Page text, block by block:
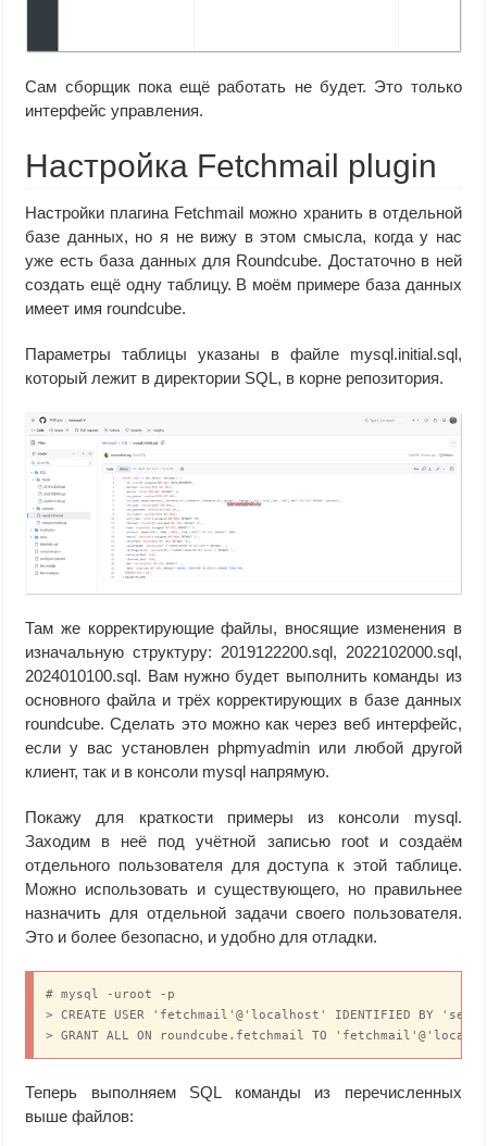
Сам сборщик пока ещё работать не будет. Это только
интерфейс управления.
Настройка Fetchmail plugin
Настройки плагина Fetchmail можно хранить в отдельной
базе данных, но я не вижу в этом смысла, когда у нас
уже есть база данных для Roundcube. Достаточно в ней
создать ещё одну таблицу. В моём примере база данных
имеет имя roundcube.
Параметры таблицы указаны в файле mysql.initial.sql,
который лежит в директории SQL, в корне репозитория.
Там же корректирующие файлы, вносящие изменения в
изначальную структуру: 2019122200.sql, 2022102000.sql,
2024010100.sql. Вам нужно будет выполнить команды из
основного файла и трёх корректирующих в базе данных
roundcube. Сделать это можно как через веб интерфейс,
если у вас установлен phpmyadmin или любой другой
клиент, так и в консоли mysql напрямую.
Покажу для краткости примеры из консоли mysql.
Заходим в неё под учётной записью root и создаём
отдельного пользователя для доступа к этой таблице.
Можно использовать и существующего, но правильнее
назначить для отдельной задачи своего пользователя.
Это и более безопасно, и удобно для отладки.
# mysql -uroot -p
> CREATE USER 'fetchmail'@'localhost' IDENTIFIED BY
> GRANT ALL ON roundcube.fetchmail TO
Теперь выполняем SQL команды из перечисленных
выше файлов: